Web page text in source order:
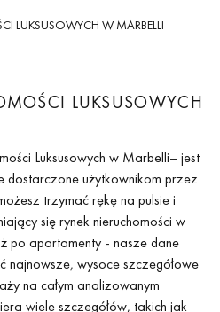
LUKSUSOWYCH W MARBELLI
LUKSUSOWYCH
Luksusowych w Marbelli– jest
dostarczone użytkownikom przez
trzymać rękę na pulsie i
się rynek nieruchomości w
po apartamenty - nasze dane
wysoce szczegółowe
na całym analizowanym
wiele szczegółów, takich jak